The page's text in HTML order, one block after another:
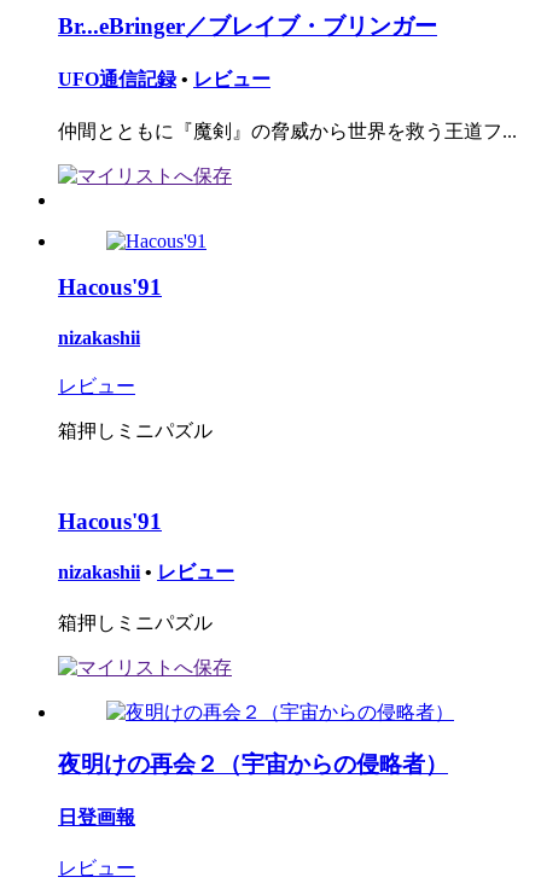
Br...eBringer／ブレイブ・ブリンガー
UFO通信記録 • レビュー
仲間とともに『魔剣』の脅威から世界を救う王道フ...
Hacous'91
nizakashii
レビュー
箱押しミニパズル
Hacous'91
nizakashii • レビュー
箱押しミニパズル
夜明けの再会２（宇宙からの侵略者）
日登画報
レビュー